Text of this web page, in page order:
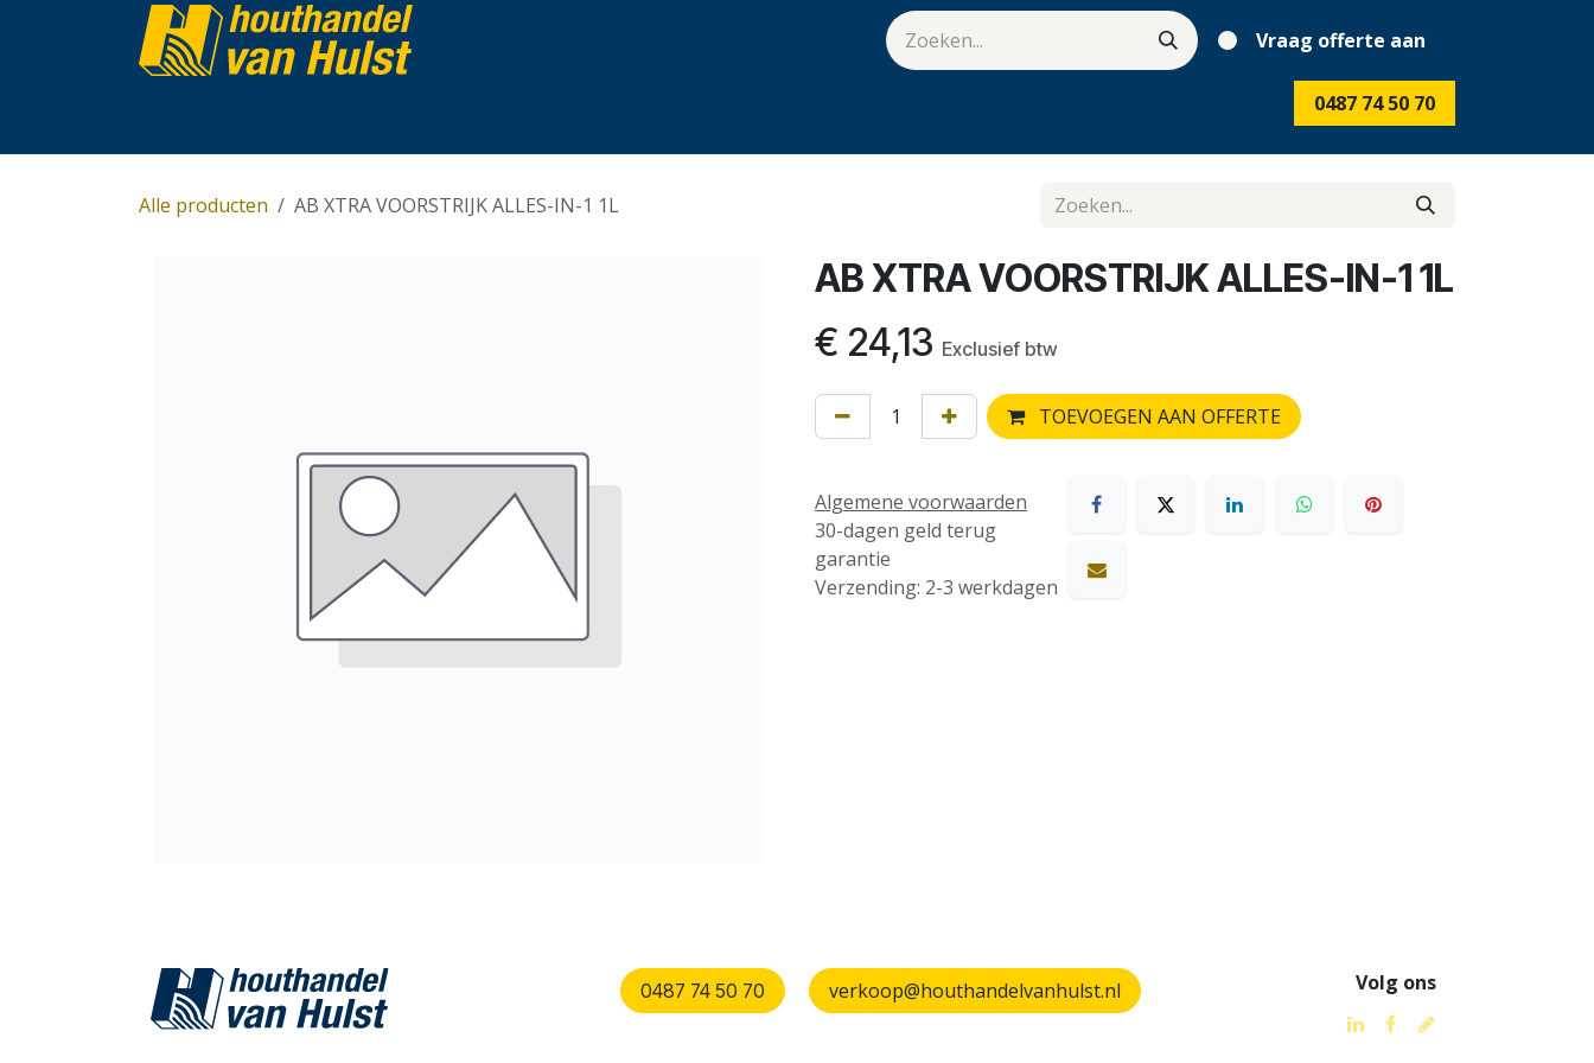
Overslaan naar inhoud
Vraag offerte aan
0487 74 50 70
Alle producten AB XTRA VOORSTRIJK ALLES-IN-1 1L
AB XTRA VOORSTRIJK ALLES-IN-1 1L
€ 24,13 Exclusief btw
TOEVOEGEN AAN OFFERTE
Algemene voorwaarden
30-dagen geld terug
garantie
Verzending: 2-3 werkdagen
verkoop@houthandelvanhulst.nl Volg ons
0487 74 50 70